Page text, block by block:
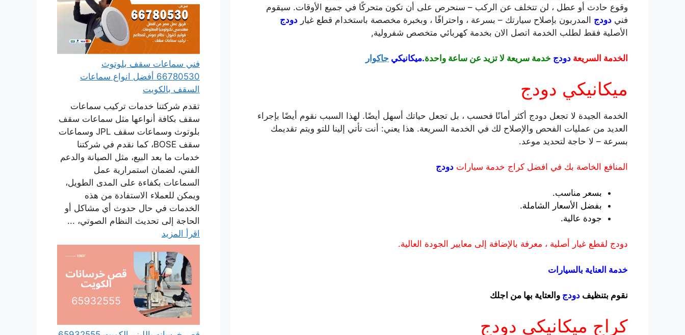
وقوع حادث أو عطل ، لن تتخلف عن الركب – سنحرص على أن تكون متحركًا في جميع الأوقات. سيقوم
فني دودج المدربون بإصلاح سيارتك – بسرعة ، واحترافًا ، وبخبرة مخصصة باستخدام قطع غيار دودج
الأصلية فقط لطلب الخدمة اتصل الان بخدمة كهربائي متخصص شفرولية,
الخدمة السريعة دودج خدمة سريعة لا تزيد عن ساعة واحدة.ميكانيكي جاكوار
ميكانيكي دودج
الخدمة الجيدة لا تجعل دودج أكثر أمانًا فحسب ، بل تجعل حياتك أسهل أيضًا. لهذا السبب نقوم أيضًا بإجراء
العديد من عمليات الفحص والإصلاح لك في الخدمة السريعة. هذا يعني: أنت تأتي إلينا للتو ويتم تقديمك
بسرعة – لا حاجة لتحديد موعد.
المنافع الخاصة بك في افضل كراج خدمة سيارات دودج
بسعر مناسب.
بفضل الأسعار الشاملة.
جودة عالية.
دودج لقطع غيار أصلية ، معرفة بالإضافة إلى معايير الجودة العالية.
خدمة العناية بالسيارات
نقوم بتنظيف دودج والعتاية بها من اجلك
كراج ميكانيكي دودج
فني سماعات سقف بلوتوث
66780530 أفضل انواع سماعات
السقف بالكويت
تقدم شركتنا خدمات تركيب سماعات
سقف بكافة أنواعها مثل سماعات سقف
بلوتوث وسماعات سقف JPL وسماعات
سقف BOSE، كما نقدم في شركتنا
خدمات ما بعد البيع، مثل الصيانة والدعم
الفني، لضمان استمرارية عمل
السماعات بكفاءة على المدى الطويل،
ويمكن للعملاء الاستفادة من هذه
الخدمات في حال حدوث أي مشاكل أو
الحاجة إلى تحديث النظام الصوتي، ...
اقرأ المزيد